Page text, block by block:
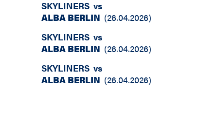
SKYLINERS vs
ALBA BERLIN (26.04.2026)
SKYLINERS vs
ALBA BERLIN (26.04.2026)
SKYLINERS vs
ALBA BERLIN (26.04.2026)